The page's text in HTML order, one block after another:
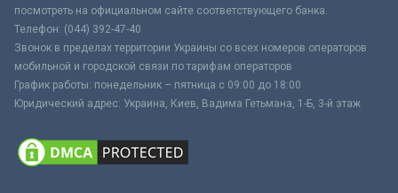
посмотреть на официальном сайте соответствующего банка.
Телефон: (044) 392-47-40
Звонок в пределах территории Украины со всех номеров операторов
мобильной и городской связи по тарифам операторов
График работы: понедельник – пятница с 09:00 до 18:00
Юридический адрес: Украина, Киев, Вадима Гетьмана, 1-Б, 3-й этаж